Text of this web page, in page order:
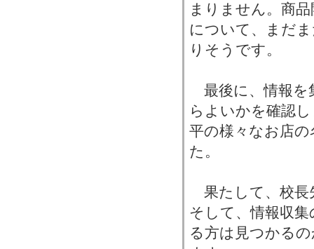
まりません。商
について、まだ
りそうです。
最後に、情報を
らよいかを確認
平の様々なお店
た。
果たして、校長
そして、情報収
る方は見つかる